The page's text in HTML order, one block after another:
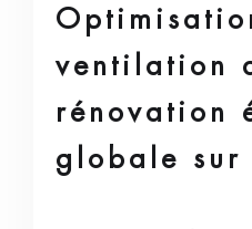
ventilation
rénovation
globale sur